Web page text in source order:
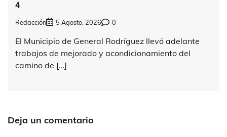
4
Redacción 5 Agosto, 2026 0
El Municipio de General Rodríguez llevó adelante
trabajos de mejorado y acondicionamiento del
camino de […]
Deja un comentario